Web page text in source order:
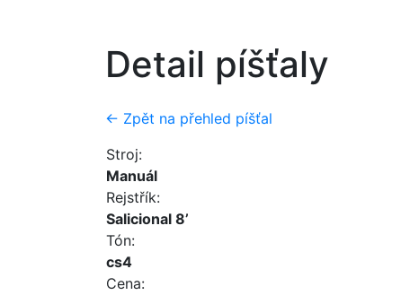
Detail píšťaly
← Zpět na přehled píšťal
Stroj:
Manuál
Rejstřík:
Salicional 8’
Tón:
cs4
Cena: